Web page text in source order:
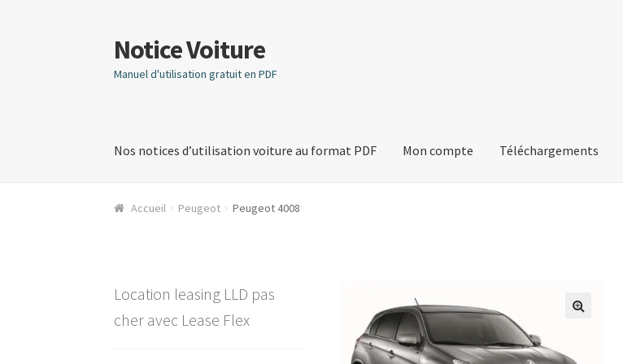
Aller
à
la
Aller
au
contenu
Notice Voiture
Manuel d'utilisation gratuit en PDF
Nos notices d’utilisation voiture au format PDF Mon compte Téléchargements
Accueil Peugeot Peugeot 4008
Location leasing LLD pas
cher avec Lease Flex